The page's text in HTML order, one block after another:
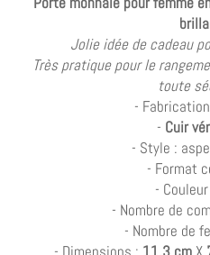
Jolie idée de cadeau
Très pratique pour le
toute
- Fabrication
- Cuir
- Style :
- Format
-
- Nombre de
- Nombre de